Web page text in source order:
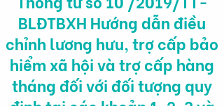
BLĐTBXH Hướng dẫn điều
chỉnh lương hưu, trợ cấp bảo
hiểm xã hội và trợ cấp hàng
tháng đối với đối tượng quy